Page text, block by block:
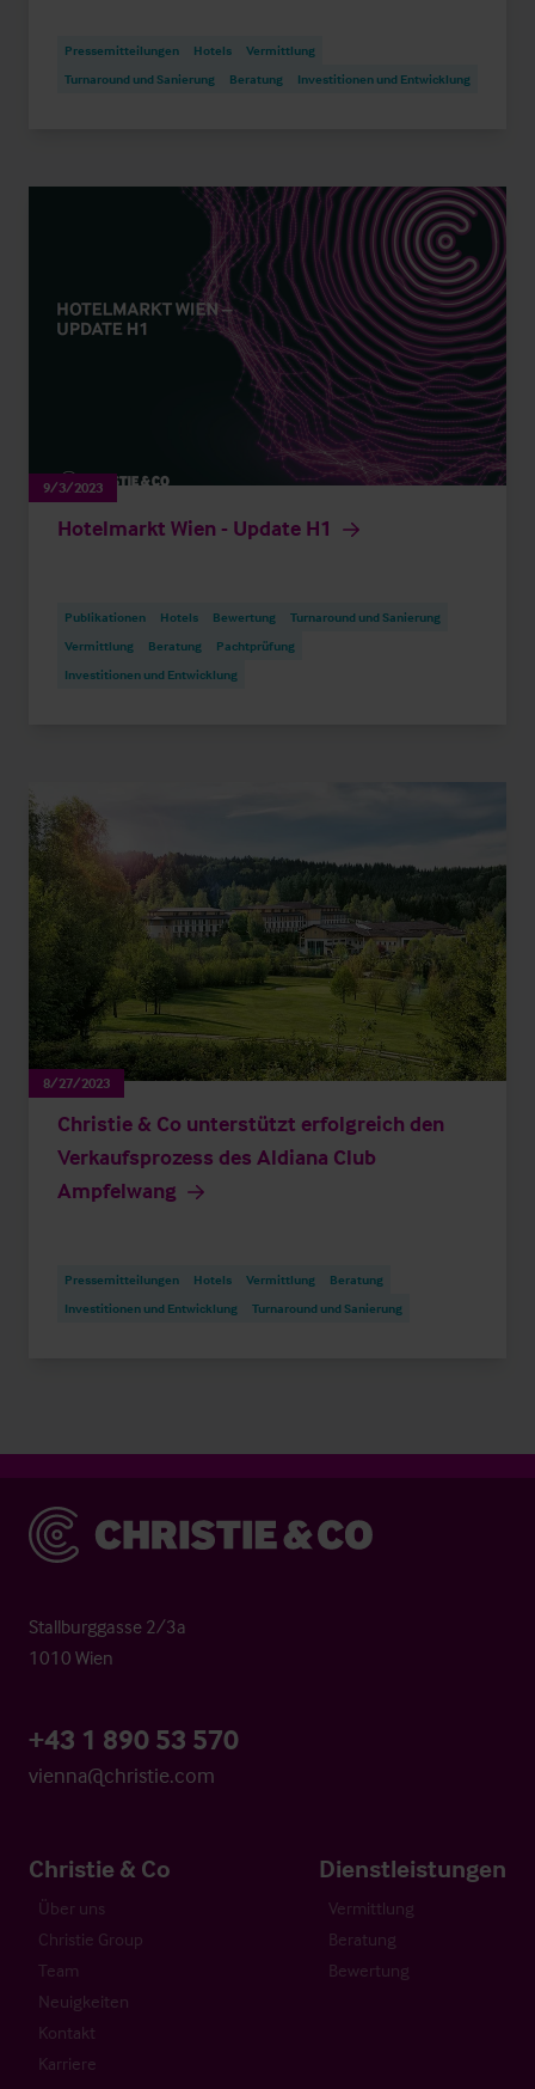
Pressemitteilungen Hotels
Vermittlung
Turnaround und Sanierung
Beratung Investitionen und Entwicklung
9/3/2023
Hotelmarkt Wien - Update H1
Publikationen Hotels Bewertung
Turnaround und Sanierung
Vermittlung
Beratung
Pachtprüfung
Investitionen und Entwicklung
8/27/2023
Christie & Co unterstützt erfolgreich den
Verkaufsprozess des Aldiana Club
Ampfelwang
Pressemitteilungen Hotels Vermittlung
Beratung
Investitionen und Entwicklung
Turnaround und Sanierung
Christie & Co
Stallburggasse 2/3a
1010 Wien
+43 1 890 53 570
vienna@christie.com
Christie & Co
Über uns
Christie Group
Team
Neuigkeiten
Kontakt
Karriere
Dienstleistungen
Vermittlung
Beratung
Bewertung